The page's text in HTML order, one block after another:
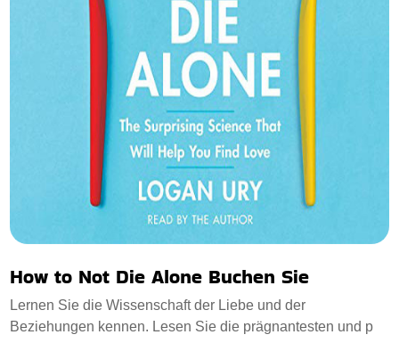
How to Not Die Alone Buchen Sie
Lernen Sie die Wissenschaft der Liebe und der
Beziehungen kennen. Lesen Sie die prägnantesten und p